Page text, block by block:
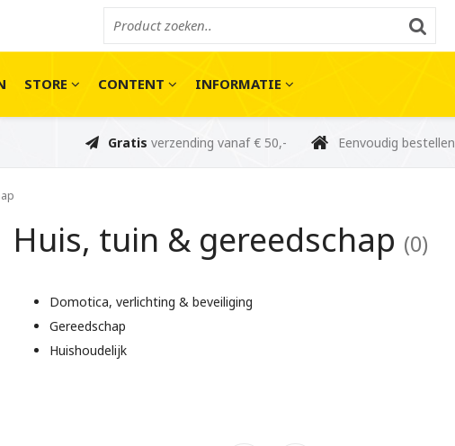
STORE CONTENT INFORMATIE
Gratis verzending vanaf € 50,- Eenvoudig bestellen
Huis, tuin & gereedschap (0)
Domotica, verlichting & beveiliging
Gereedschap
Huishoudelijk